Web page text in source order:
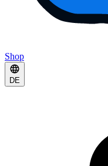
Shop
DE